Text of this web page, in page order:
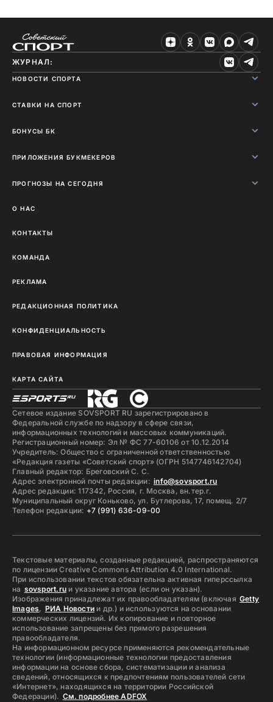
ЖУРНАЛ:
НОВОСТИ СПОРТА
СТАВКИ НА СПОРТ
БОНУСЫ БК
ПРИЛОЖЕНИЯ БУКМЕКЕРОВ
ПРОГНОЗЫ НА СЕГОДНЯ
О НАС
КОНТАКТЫ
КОМАНДА
РЕКЛАМА
РЕДАКЦИОННАЯ ПОЛИТИКА
КОНФИДЕНЦИАЛЬНОСТЬ
ПРАВОВАЯ ИНФОРМАЦИЯ
КАРТА САЙТА
Сетевое издание SOVSPORT RU зарегистрировано в
Федеральной службе по надзору в сфере связи,
информационных технологий и массовых коммуникаций.
Регистрационный номер: Эл № ФС 77-60106 от 10.12.2014
Учредитель: Общество с ограниченной ответственностью
«Редакция газеты «Советский спорт» (ОГРН 5147746142704)
Главный редактор: Бреговский С. С.
Адрес электронной почты редакции: info@sovsport.ru
Адрес редакции: 117342, Россия, г. Москва, вн.тер.г.
Муниципальный округ Коньково, ул. Бутлерова, 17, помещ. 2/7
Телефон редакции: +7 (991) 636-09-00
Текстовые материалы, созданные редакцией, распространяются
по лицензии Creative Commons Attribution 4.0 International.
При использовании текстов обязательна активная гиперссылка
на sovsport.ruи указание автора (если он указан).
Изображения принадлежат их правообладателям (включая Getty
Images, РИА Новости и др.) и используются на основании
коммерческих лицензий. Их копирование и повторное
использование запрещены без прямого разрешения
правообладателя.
На информационном ресурсе применяются рекомендательные
технологии (информационные технологии предоставления
информации на основе сбора, систематизации и анализа
сведений, относящихся к предпочтениям пользователей сети
«Интернет», находящихся на территории Российской
Федерации). См. подробнее ADFOX